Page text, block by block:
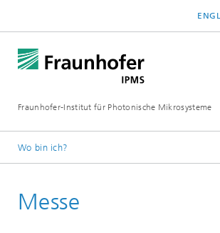
Fraunhofer-Institut für Photonische Mikrosysteme
Wo bin ich?
Messe